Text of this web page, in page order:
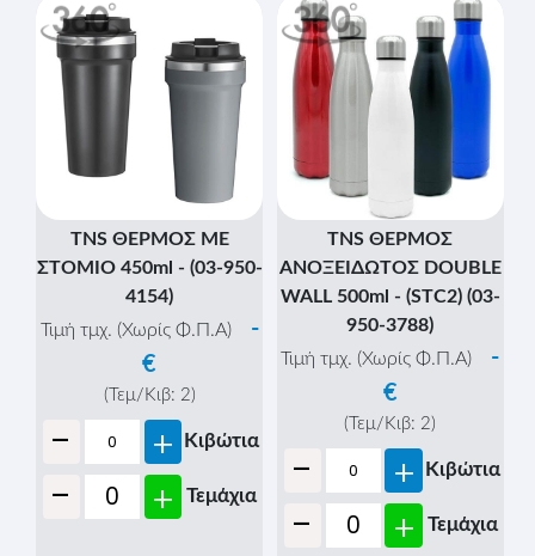
TNS ΘΕΡΜΟΣ ME
ΣΤΟΜΙΟ 450ml - (03-950-
4154)
Τιμή τμχ. (Χωρίς Φ.Π.Α)
-
€
(Τεμ/Κιβ: 2)
- + Κιβώτια
- + Τεμάχια
TNS ΘΕΡΜΟΣ
ΑΝΟΞΕΙΔΩΤΟΣ DOUBLE
WALL 500ml - (STC2) (03-
950-3788)
Τιμή τμχ. (Χωρίς Φ.Π.Α)
-
€
(Τεμ/Κιβ: 2)
- + Κιβώτια
- + Τεμάχια